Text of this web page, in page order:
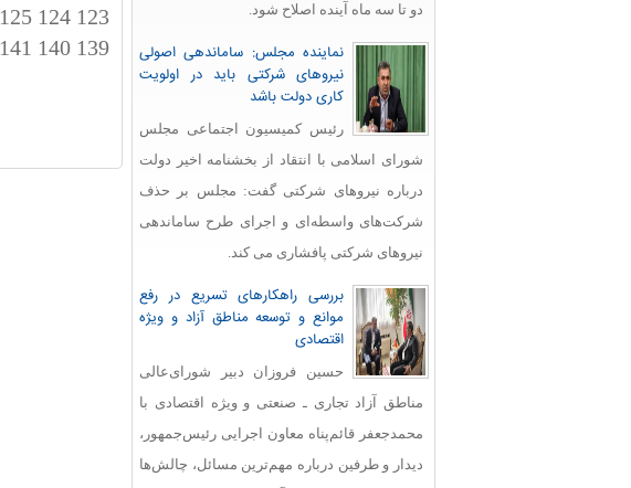
دو تا سه ماه آینده اصلاح شود.
نماینده مجلس: ساماندهی اصولی
نیروهای شرکتی باید در اولویت
کاری دولت باشد
رئیس کمیسیون اجتماعی مجلس
شورای اسلامی با انتقاد از بخشنامه اخیر دولت
درباره نیروهای شرکتی گفت: مجلس بر حذف
شرکت‌های واسطه‌ای و اجرای طرح ساماندهی
نیروهای شرکتی پافشاری می کند.
بررسی راهکارهای تسریع در رفع
موانع و توسعه مناطق آزاد و ویژه
اقتصادی
حسین فروزان دبیر شورای‌عالی
مناطق آزاد تجاری ـ صنعتی و ویژه اقتصادی با
محمدجعفر قائم‌پناه معاون اجرایی رئیس‌جمهور،
دیدار و طرفین درباره مهم‌ترین مسائل، چالش‌ها
123
124
125
139
140
141